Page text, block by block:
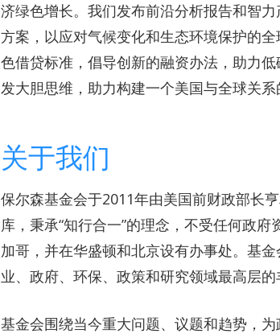
济绿色增长。我们发布前沿分析报告和智
方案，以应对气候变化和生态环境保护的
色借贷标准，倡导创新的融资办法，助力
发大胆思维，助力构建一个美国与全球关系
关于我们
保尔森基金会于2011年由美国前财政部长
库，秉承“知行合一”的理念，不受任何政
加哥，并在华盛顿和北京设有办事处。基
业、政府、环保、政策和研究领域最高层的
基金会围绕当今重大问题、议题和趋势，